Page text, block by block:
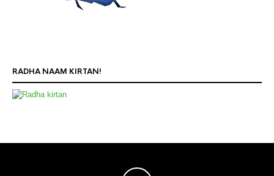
RADHA NAAM KIRTAN!